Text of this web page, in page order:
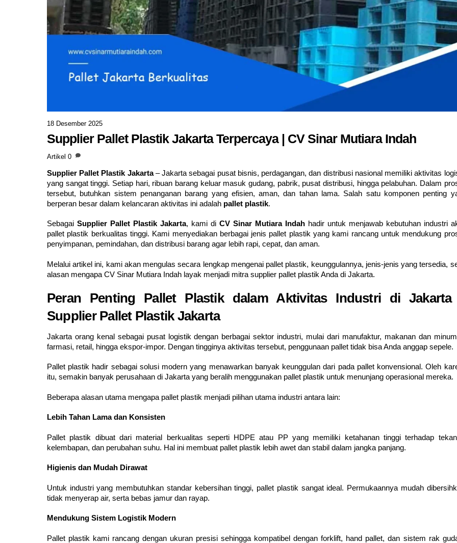
18 Desember 2025
Supplier Pallet Plastik Jakarta Terpercaya | CV Sinar Mutiara Indah
Artikel 0
Supplier Pallet Plastik Jakarta– Jakarta sebagai pusat bisnis, perdagangan, dan distribusi nasional memiliki aktivitas
yang sangat tinggi. Setiap hari, ribuan barang keluar masuk gudang, pabrik, pusat distribusi, hingga pelabuhan. Dalam
tersebut, butuhkan sistem penanganan barang yang efisien, aman, dan tahan lama. Salah satu komponen penting
berperan besar dalam kelancaran aktivitas ini adalah pallet plastik.
Sebagai Supplier Pallet Plastik Jakarta, kami di CV Sinar Mutiara Indahhadir untuk menjawab kebutuhan industri
pallet plastik berkualitas tinggi. Kami menyediakan berbagai jenis pallet plastik yang kami rancang untuk mendukung
penyimpanan, pemindahan, dan distribusi barang agar lebih rapi, cepat, dan aman.
Melalui artikel ini, kami akan mengulas secara lengkap mengenai pallet plastik, keunggulannya, jenis-jenis yang tersedia,
alasan mengapa CV Sinar Mutiara Indah layak menjadi mitra supplier pallet plastik Anda di Jakarta.
Peran Penting Pallet Plastik dalam Aktivitas Industri di
Supplier Pallet Plastik Jakarta
Jakarta orang kenal sebagai pusat logistik dengan berbagai sektor industri, mulai dari manufaktur, makanan dan
farmasi, retail, hingga ekspor-impor. Dengan tingginya aktivitas tersebut, penggunaan pallet tidak bisa Anda anggap sepele.
Pallet plastik hadir sebagai solusi modern yang menawarkan banyak keunggulan dari pada pallet konvensional. Oleh
itu, semakin banyak perusahaan di Jakarta yang beralih menggunakan pallet plastik untuk menunjang operasional mereka.
Beberapa alasan utama mengapa pallet plastik menjadi pilihan utama industri antara lain:
Lebih Tahan Lama dan Konsisten
Pallet plastik dibuat dari material berkualitas seperti HDPE atau PP yang memiliki ketahanan tinggi terhadap
kelembapan, dan perubahan suhu. Hal ini membuat pallet plastik lebih awet dan stabil dalam jangka panjang.
Higienis dan Mudah Dirawat
Untuk industri yang membutuhkan standar kebersihan tinggi, pallet plastik sangat ideal. Permukaannya mudah
tidak menyerap air, serta bebas jamur dan rayap.
Mendukung Sistem Logistik Modern
Pallet plastik kami rancang dengan ukuran presisi sehingga kompatibel dengan forklift, hand pallet, dan sistem rak